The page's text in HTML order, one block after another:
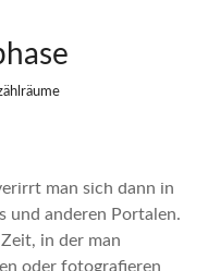
es gibt Tage, da
man sich dann in
und anderen Portalen.
in der man
oder fotografieren